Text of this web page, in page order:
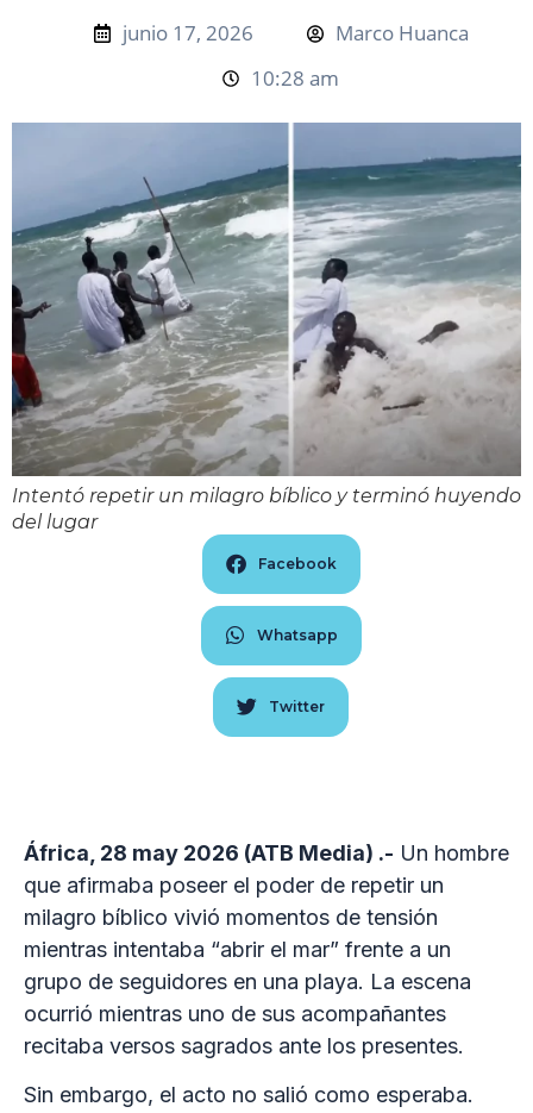
junio 17, 2026
Marco Huanca
10:28 am
Intentó repetir un milagro bíblico y terminó huyendo
del lugar
Facebook
Whatsapp
Twitter
África, 28 may 2026 (ATB Media) .- Un hombre
que afirmaba poseer el poder de repetir un
milagro bíblico vivió momentos de tensión
mientras intentaba “abrir el mar” frente a un
grupo de seguidores en una playa. La escena
ocurrió mientras uno de sus acompañantes
recitaba versos sagrados ante los presentes.
Sin embargo, el acto no salió como esperaba.